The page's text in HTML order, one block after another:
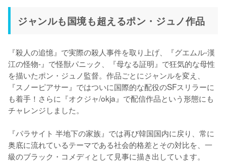
ジャンルも国境も超えるポン・ジュノ作品
『殺人の追憶』で実際の殺人事件を取り上げ、『グエムル-漢
江の怪物-』で怪獣パニック、『母なる証明』で狂気的な母性
を描いたポン・ジュノ監督。作品ごとにジャンルを変え、
『スノーピアサー』ではついに国際的な配役のSFスリラーに
も着手！さらに『オクジャ/okja』で配信作品という形態にも
チャレンジしました。
『パラサイト 半地下の家族』では再び韓国国内に戻り、常に
奥底に流れているテーマである社会的格差とその対比を、一
級のブラック・コメディとして見事に描き出しています。